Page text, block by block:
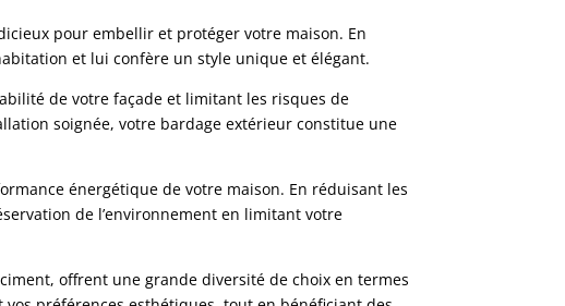
pour embellir et protéger votre maison. En
et lui confère un style unique et élégant.
de votre façade et limitant les risques de
soignée, votre bardage extérieur constitue une
énergétique de votre maison. En réduisant les
de l’environnement en limitant votre
offrent une grande diversité de choix en termes